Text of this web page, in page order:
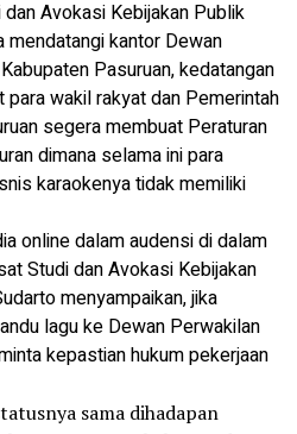
Avokasi Kebijakan Publik
mendatangi kantor Dewan
Pasuruan, kedatangan
wakil rakyat dan Pemerintah
segera membuat Peraturan
dimana selama ini para
karaokenya tidak memiliki
online dalam audensi di dalam
Studi dan Avokasi Kebijakan
menyampaikan, jika
lagu ke Dewan Perwakilan
kepastian hukum pekerjaan
sama dihadapan